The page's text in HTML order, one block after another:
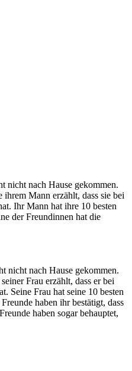
nicht nach Hause gekommen.
Mann erzählt, dass sie bei
Ihr Mann hat ihre 10 besten
der Freundinnen hat die
nicht nach Hause gekommen.
Frau erzählt, dass er bei
Seine Frau hat seine 10 besten
haben ihr bestätigt, dass
haben sogar behauptet,